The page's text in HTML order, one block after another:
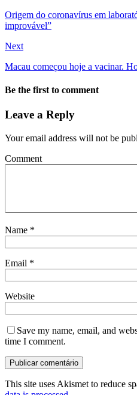
Origem do coronavírus em
improvável”
Next
Macau começou hoje a vacinar.
Be the first to comment
Leave a Reply
Your email address will not be
Comment
Name *
Email *
Website
Save my name, email, and
time I comment.
This site uses Akismet to reduce